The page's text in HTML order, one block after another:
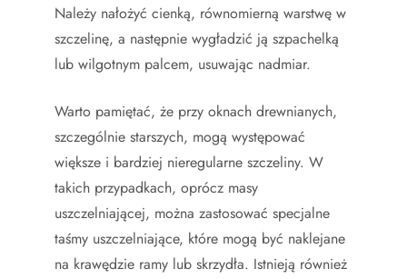
Należy nałożyć cienką, równomierną warstwę w
szczelinę, a następnie wygładzić ją szpachelką
lub wilgotnym palcem, usuwając nadmiar.
Warto pamiętać, że przy oknach drewnianych,
szczególnie starszych, mogą występować
większe i bardziej nieregularne szczeliny. W
takich przypadkach, oprócz masy
uszczelniającej, można zastosować specjalne
taśmy uszczelniające, które mogą być naklejane
na krawędzie ramy lub skrzydła. Istnieją również